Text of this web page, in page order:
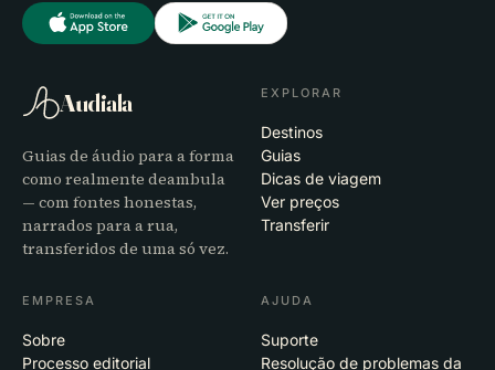
Audiala
Guias de áudio para a forma
como realmente deambula
— com fontes honestas,
narrados para a rua,
transferidos de uma só vez.
EXPLORAR
Destinos
Guias
Dicas de viagem
Ver preços
Transferir
EMPRESA
Sobre
Processo editorial
AJUDA
Suporte
Resolução de problemas da